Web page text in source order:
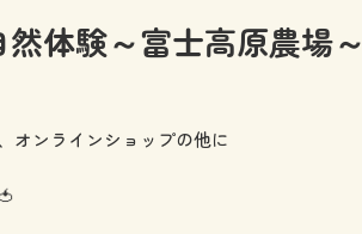
然体験～富士高原農場～
オンラインショップの他に